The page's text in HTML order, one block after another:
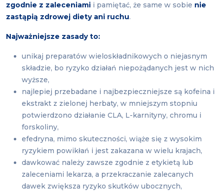
zgodnie z zaleceniami i pamiętać, że same w sobie nie
zastąpią zdrowej diety ani ruchu.
Najważniejsze zasady to:
unikaj preparatów wieloskładnikowych o niejasnym
składzie, bo ryzyko działań niepożądanych jest w nich
wyższe,
najlepiej przebadane i najbezpieczniejsze są kofeina i
ekstrakt z zielonej herbaty, w mniejszym stopniu
potwierdzono działanie CLA, L-karnityny, chromu i
forskoliny,
efedryna, mimo skuteczności, wiąże się z wysokim
ryzykiem powikłań i jest zakazana w wielu krajach,
dawkować należy zawsze zgodnie z etykietą lub
zaleceniami lekarza, a przekraczanie zalecanych
dawek zwiększa ryzyko skutków ubocznych,